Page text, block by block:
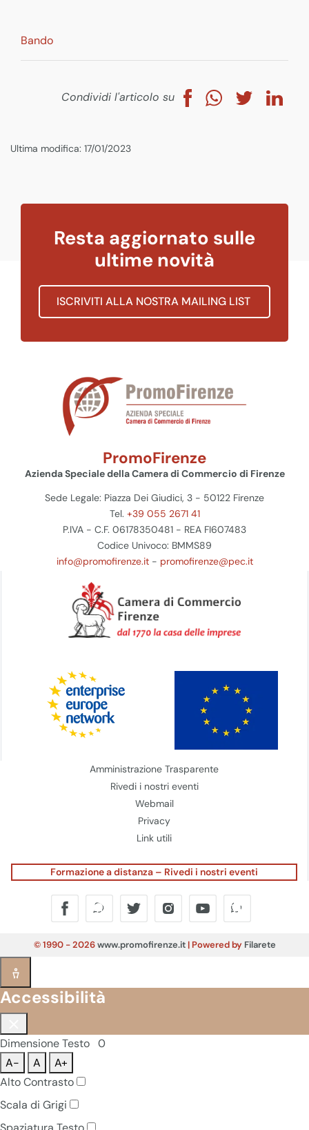
Bando
Condividi l'articolo su
Ultima modifica: 17/01/2023
Resta aggiornato sulle
ultime novità
ISCRIVITI ALLA NOSTRA MAILING LIST
PromoFirenze
Azienda Speciale della Camera di Commercio di Firenze
Sede Legale: Piazza Dei Giudici, 3 - 50122 Firenze
Tel. +39 055 2671 41
P.IVA - C.F. 06178350481 - REA FI607483
Codice Univoco: BMMS89
info@promofirenze.it- promofirenze@pec.it
Amministrazione Trasparente
Rivedi i nostri eventi
Webmail
Privacy
Link utili
Formazione a distanza – Rivedi i nostri eventi
© 1990 - 2026www.promofirenze.it| Powered by Filarete
Accessibilità
Dimensione Testo 0
A-
A
A+
Alto Contrasto
Scala di Grigi